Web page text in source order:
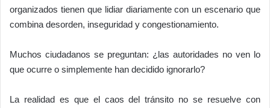
organizados tienen que lidiar diariamente con un escenario que
combina desorden, inseguridad y congestionamiento.
Muchos ciudadanos se preguntan: ¿las autoridades no ven lo
que ocurre o simplemente han decidido ignorarlo?
La realidad es que el caos del tránsito no se resuelve con